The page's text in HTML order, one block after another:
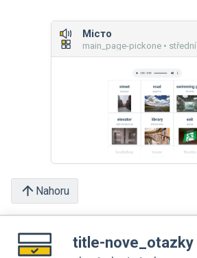
Місто
main_page-pickone • střední
Nahoru
title-nove_otazky